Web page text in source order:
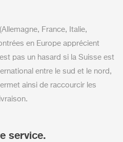
France, Italie,
en Europe apprécient
pas un hasard si la Suisse est
entre le sud et le nord,
ainsi de raccourcir les
service.